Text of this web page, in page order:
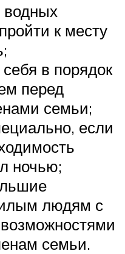
водных
к месту
в порядок
перед
семьи;
если
ночью;
людям с
семьи.